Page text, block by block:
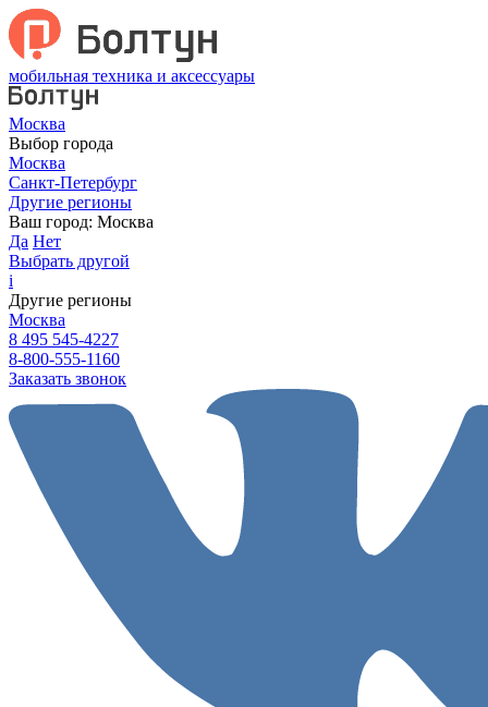
мобильная техника и аксессуары
Москва
Выбор города
Москва
Санкт-Петербург
Другие регионы
Ваш город: Москва
Да Нет
Выбрать другой
i
Другие регионы
Москва
8 495 545-4227
8-800-555-1160
Заказать звонок